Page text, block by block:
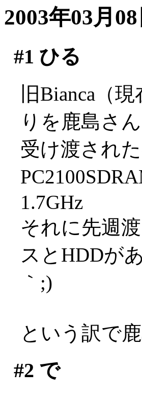
2003年03月
#1 ひる
旧Bianca（
りを鹿島さ
受け渡され
1.7GHz
それに先週
スとHDDが
｀;)
という訳で
#2 で